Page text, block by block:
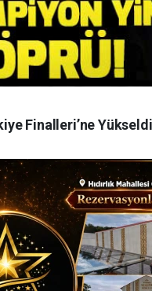
Finalleri’ne Yükseldi